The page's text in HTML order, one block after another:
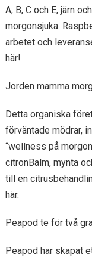
A, B, C och E, järn
morgonsjuka.
arbetet och
här!
Jorden mamma
Detta organiska
förväntade mödrar,
“wellness på
citronBalm, mynta
till en
här.
Peapod te för två
Peapod har skapat